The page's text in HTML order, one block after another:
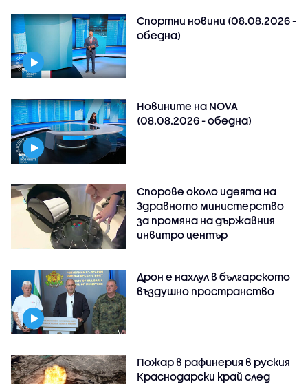
Спортни новини (08.08.2026 -
обедна)
Новините на NOVA
(08.08.2026 - обедна)
Спорове около идеята на
Здравното министерство
за промяна на държавния
инвитро център
Дрон е нахлул в българското
въздушно пространство
Пожар в рафинерия в руския
Краснодарски край след